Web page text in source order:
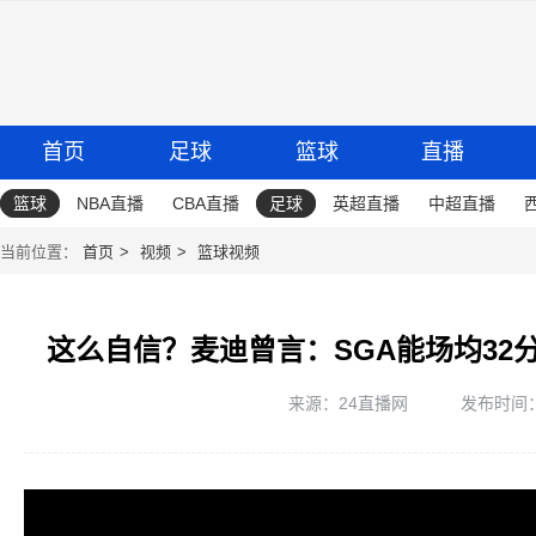
首页 足球 篮球 直播
篮球 NBA直播 CBA直播 足球 英超直播 中超直播
当前位置： 首页 视频 篮球视频
这么自信？麦迪曾言：SGA能场均32
来源：24直播网 发布时间